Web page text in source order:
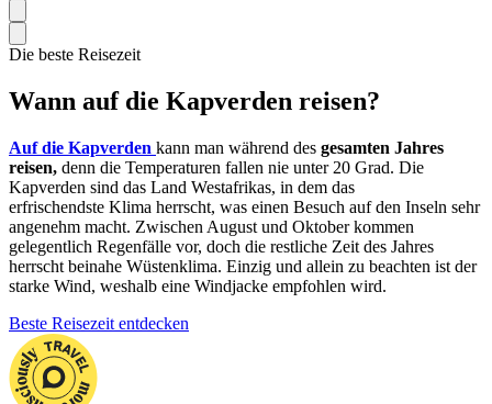
Die beste Reisezeit
Wann auf die Kapverden reisen?
Auf die Kapverden kann man während des gesamten Jahres
reisen, denn die Temperaturen fallen nie unter 20 Grad. Die
Kapverden sind das Land Westafrikas, in dem das
erfrischendste Klima herrscht, was einen Besuch auf den Inseln sehr
angenehm macht. Zwischen August und Oktober kommen
gelegentlich Regenfälle vor, doch die restliche Zeit des Jahres
herrscht beinahe Wüstenklima. Einzig und allein zu beachten ist der
starke Wind, weshalb eine Windjacke empfohlen wird.
Beste Reisezeit entdecken